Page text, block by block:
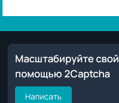
Масштабируйте
помощью 2Captcha
Написать